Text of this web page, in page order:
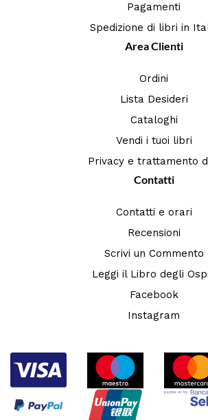
Pagamenti
Spedizione di libri in
Area Clienti
Ordini
Lista Desideri
Cataloghi
Vendi i tuoi libri
Privacy e trattamento
Contatti
Contatti e orari
Recensioni
Scrivi un Commento
Leggi il Libro degli
Facebook
Instagram